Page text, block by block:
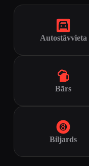
Autostāvvieta
Bārs
Biljards